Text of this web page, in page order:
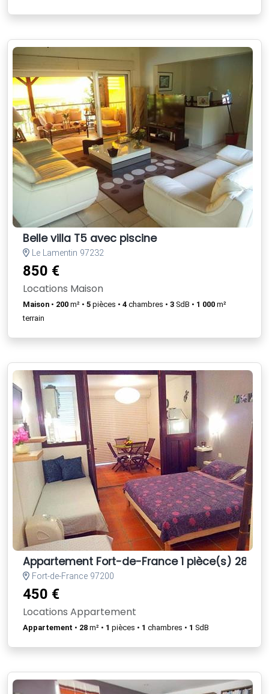
Belle villa T5 avec piscine
Le Lamentin 97232
850 €
Locations Maison
Maison • 200 m² • 5 pièces • 4 chambres • 3 SdB • 1 000 m²
terrain
Appartement Fort-de-France 1 pièce(s) 28 m2
Fort-de-France 97200
450 €
Locations Appartement
Appartement • 28 m² • 1 pièces • 1 chambres • 1 SdB